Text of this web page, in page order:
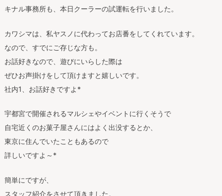
キナル事務所も、本日クーラーの試運転を行いました。
カワシマは、私ヤスノに代わってお店番をしてくれています。
なので、すでにご存じな方も。
お話好きなので、遊びにいらした際は
ぜひお声掛けをして頂けますと嬉しいです。
社内1、お話好きですよ*
宇都宮で開催されるマルシェやイベントに行くそうで
自宅近くのお菓子屋さんにはよく出没するとか、
東京に住んでいたこともあるので
詳しいですよ～*
簡単にですが、
スタッフ紹介をさせて頂きました。